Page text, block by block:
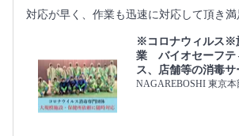
対応が早く、作業も迅速に対応して頂き満
※コロナウィルス※
業 バイオセーフテ
ス、店舗等の消毒
NAGAREBOSHI 東京本